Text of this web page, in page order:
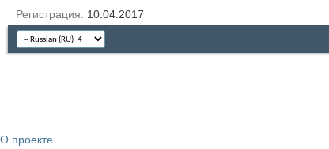
Регистрация
10.04.2017
О проекте